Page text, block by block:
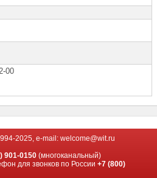
00
2025, e-mail: welcome@wit.ru
901-0150 (многоканальный)
для звонков по России+7 (800)